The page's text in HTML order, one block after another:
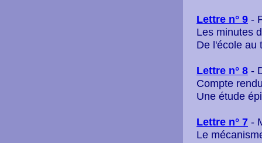
Lettre n° 9 -
Les minutes
De l'école au
Lettre n° 8 -
Compte
Une étude
Lettre n° 7 -
Le